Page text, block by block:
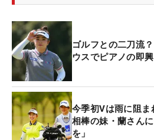
ゴルフとの二刀流
ウスでピアノの即
今季初Vは雨に阻
相棒の妹・蘭さん
を」